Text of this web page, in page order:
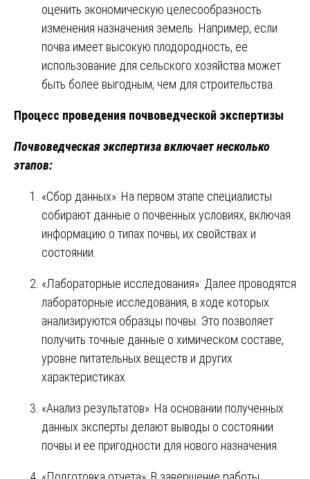
оценить экономическую целесообразность
изменения назначения земель. Например, если
почва имеет высокую плодородность, ее
использование для сельского хозяйства может
быть более выгодным, чем для строительства.
Процесс проведения почвоведческой экспертизы
Почвоведческая экспертиза включает несколько
этапов:
«Сбор данных»: На первом этапе специалисты
собирают данные о почвенных условиях, включая
информацию о типах почвы, их свойствах и
состоянии.
«Лабораторные исследования»: Далее проводятся
лабораторные исследования, в ходе которых
анализируются образцы почвы. Это позволяет
получить точные данные о химическом составе,
уровне питательных веществ и других
характеристиках.
«Анализ результатов»: На основании полученных
данных эксперты делают выводы о состоянии
почвы и ее пригодности для нового назначения.